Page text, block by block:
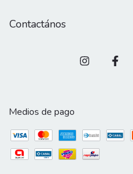
Contactános
Medios de pago